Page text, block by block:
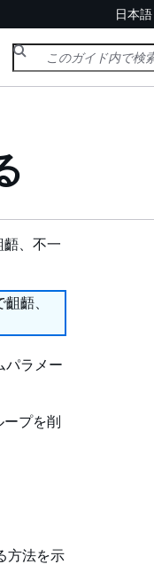
日本語
、不一
齬、
パラメー
プを削
方法を示